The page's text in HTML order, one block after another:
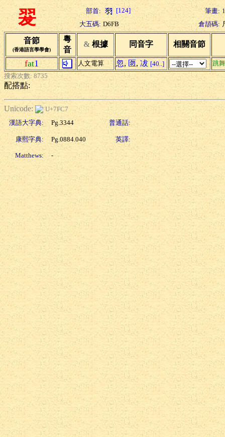
翇 部首: [124] 筆畫:
大五碼: D6FB 倉頡碼:
音節
(香港語言學學會)
粵
音
& 根據 同音字 相關音節
fat1 人文電算 忽, 匢, 冹 [40..]
跳
搜索次數: 8735
配搭點:
Unicode:
U+7FC7
漢語大字典:
Pg.3344 普通話:
康熙字典: Pg.0884.040 英譯:
Matthews: -